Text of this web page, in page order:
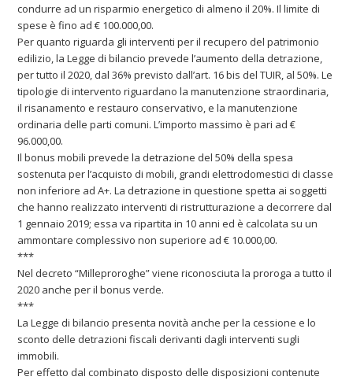
condurre ad un risparmio energetico di almeno il 20%. Il limite di
spese è fino ad € 100.000,00.
Per quanto riguarda gli interventi per il recupero del patrimonio
edilizio, la Legge di bilancio prevede l’aumento della detrazione,
per tutto il 2020, dal 36% previsto dall’art. 16 bis del TUIR, al 50%. Le
tipologie di intervento riguardano la manutenzione straordinaria,
il risanamento e restauro conservativo, e la manutenzione
ordinaria delle parti comuni. L’importo massimo è pari ad €
96.000,00.
Il bonus mobili prevede la detrazione del 50% della spesa
sostenuta per l’acquisto di mobili, grandi elettrodomestici di classe
non inferiore ad A+. La detrazione in questione spetta ai soggetti
che hanno realizzato interventi di ristrutturazione a decorrere dal
1 gennaio 2019; essa va ripartita in 10 anni ed è calcolata su un
ammontare complessivo non superiore ad € 10.000,00.
***
Nel decreto “Milleproroghe” viene riconosciuta la proroga a tutto il
2020 anche per il bonus verde.
***
La Legge di bilancio presenta novità anche per la cessione e lo
sconto delle detrazioni fiscali derivanti dagli interventi sugli
immobili.
Per effetto dal combinato disposto delle disposizioni contenute